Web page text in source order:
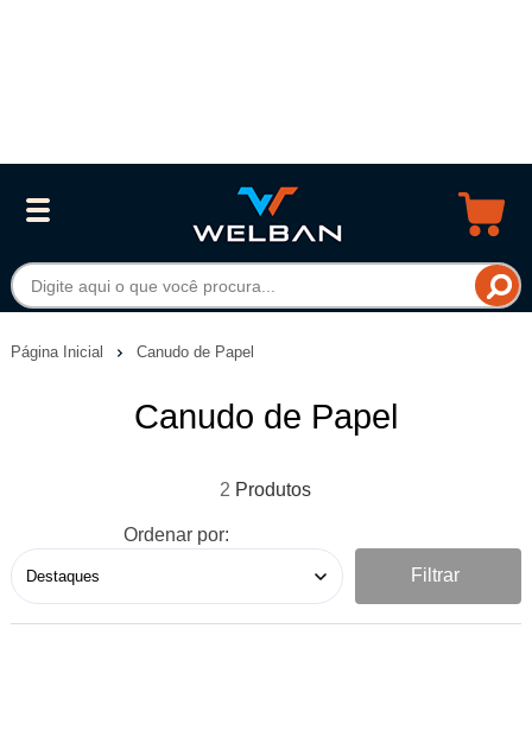
Página Inicial Canudo de Papel
Canudo de Papel
2
Ordenar por:
Filtrar